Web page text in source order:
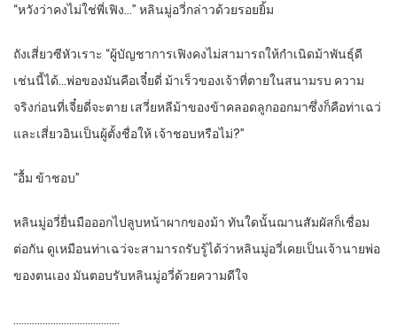
“หวังว่าคงไม่ใช่พี่เฟิง…” หลินมู่อวี่กล่าวด้วยรอยยิ้ม
ถังเสี่ยวซีหัวเราะ “ผู้บัญชาการเฟิงคงไม่สามารถให้กำเนิดม้าพันธุ์ดี
เช่นนี้ได้…พ่อของมันคือเจี๋ยดี่ ม้าเร็วของเจ้าที่ตายในสนามรบ ความ
จริงก่อนที่เจี๋ยดี่จะตาย เสวี่ยหลีม้าของข้าคลอดลูกออกมาซึ่งก็คือท่าเฉว่
และเสี่ยวอินเป็นผู้ตั้งชื่อให้ เจ้าชอบหรือไม่?”
“อื้ม ข้าชอบ”
หลินมู่อวี่ยื่นมือออกไปลูบหน้าผากของม้า ทันใดนั้นฌานสัมผัสก็เชื่อม
ต่อกัน ดูเหมือนท่าเฉว่จะสามารถรับรู้ได้ว่าหลินมู่อวี่เคยเป็นเจ้านายพ่อ
ของตนเอง มันตอบรับหลินมู่อวี่ด้วยความดีใจ
………………………………….